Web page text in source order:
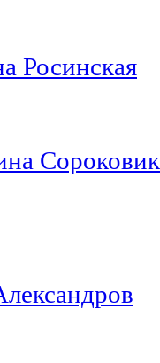
Росинская